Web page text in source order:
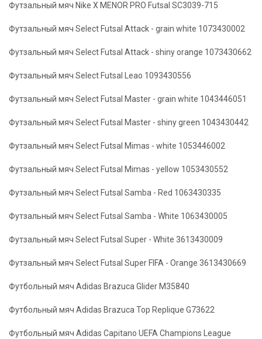
Футзальный мяч Nike X MENOR PRO Futsal SC3039-715
Футзальный мяч Select Futsal Attack - grain white 1073430002
Футзальный мяч Select Futsal Attack - shiny orange 1073430662
Футзальный мяч Select Futsal Leao 1093430556
Футзальный мяч Select Futsal Master - grain white 1043446051
Футзальный мяч Select Futsal Master - shiny green 1043430442
Футзальный мяч Select Futsal Mimas - white 1053446002
Футзальный мяч Select Futsal Mimas - yellow 1053430552
Футзальный мяч Select Futsal Samba - Red 1063430335
Футзальный мяч Select Futsal Samba - White 1063430005
Футзальный мяч Select Futsal Super - White 3613430009
Футзальный мяч Select Futsal Super FIFA - Orange 3613430669
Футбольный мяч Adidas Brazuca Glider M35840
Футбольный мяч Adidas Brazuca Top Replique G73622
Футбольный мяч Adidas Capitano UEFA Champions League